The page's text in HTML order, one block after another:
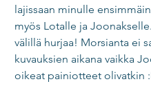
lajissaan minulle
myös Lotalle ja
välillä hurjaa! Morsianta ei
kuvauksien aikana vaikka
oikeat painiotteet olivatkin